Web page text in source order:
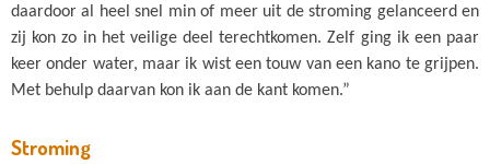
daardoor al heel snel min of meer uit de stroming gelanceerd en
zij kon zo in het veilige deel terechtkomen. Zelf ging ik een paar
keer onder water, maar ik wist een touw van een kano te grijpen.
Met behulp daarvan kon ik aan de kant komen.”
Stroming